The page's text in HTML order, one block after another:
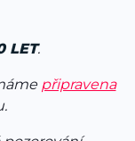
LET.
připravena